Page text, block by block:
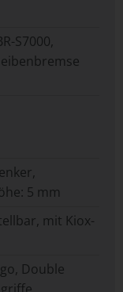
S7000,
5 mm
mit Kiox-
Double